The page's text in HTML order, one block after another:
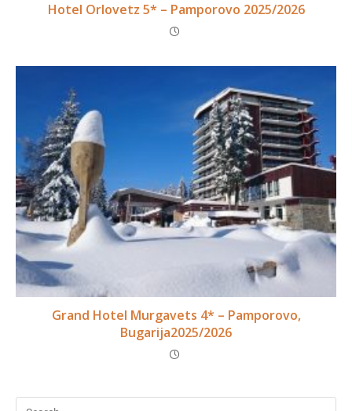
Hotel Orlovetz 5* – Pamporovo 2025/2026
Grand Hotel Murgavets 4* – Pamporovo,
Bugarija2025/2026